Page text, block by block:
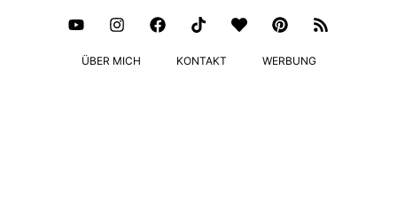
ÜBER MICH KONTAKT WERBUNG